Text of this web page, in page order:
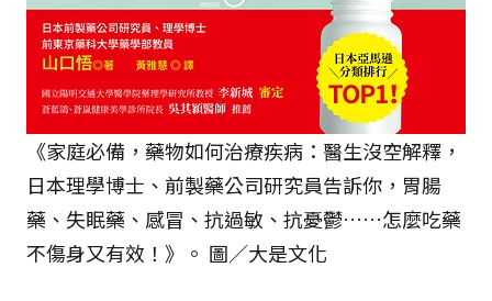
《家庭必備，藥物如何治療疾病：醫生沒空解釋，
日本理學博士、前製藥公司研究員告訴你，胃腸
藥、失眠藥、感冒、抗過敏、抗憂鬱……怎麼吃藥
不傷身又有效！》。 圖／大是文化